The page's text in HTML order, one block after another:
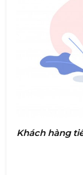
Khách hàng